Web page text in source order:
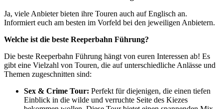
Ja, viele Anbieter bieten ihre Touren auch auf Englisch an.
Informiert euch am besten im Vorfeld bei den jeweiligen Anbietern.
Welche ist die beste Reeperbahn Führung?
Die beste Reeperbahn Führung hängt von euren Interessen ab! Es
gibt eine Vielzahl von Touren, die auf unterschiedliche Anlässe und
Themen zugeschnitten sind:
Sex & Crime Tour: Perfekt für diejenigen, die einen tiefen
Einblick in die wilde und verruchte Seite des Kiezes